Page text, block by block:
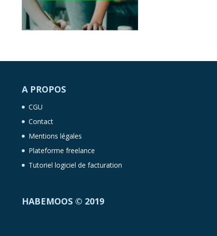
A PROPOS
CGU
Contact
Mentions légales
Plateforme freelance
Tutoriel logiciel de facturation
HABEMOOS © 2019